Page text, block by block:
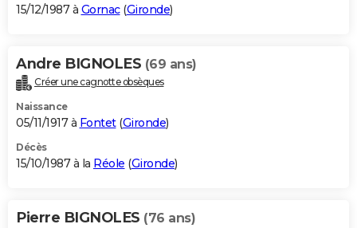
15/12/1987 à Gornac(Gironde)
Andre BIGNOLES (69 ans)
Créer une cagnotte obsèques
Naissance
05/11/1917 à Fontet(Gironde)
Décès
15/10/1987 à la Réole (Gironde)
Pierre BIGNOLES (76 ans)